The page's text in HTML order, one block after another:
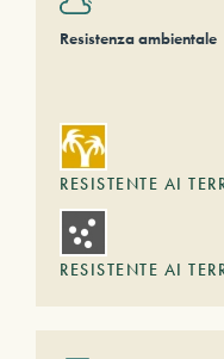
Resistenza ambientale
RESISTENTE AI
RESISTENTE AI